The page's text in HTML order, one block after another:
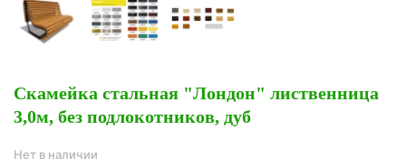
Скамейка стальная "Лондон" лиственница
3,0м, без подлокотников, дуб
Нет в наличии